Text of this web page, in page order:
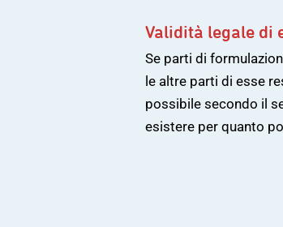
Validità legale di
Se parti di
le altre parti di esse
possibile secondo il
esistere per quanto